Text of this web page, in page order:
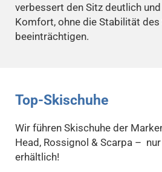
verbessert den Sitz deutlich
Komfort, ohne die Stabilität des
beeinträchtigen.
Top-Skischuhe
Wir führen Skischuhe der
Head, Rossignol & Scarpa –
erhältlich!